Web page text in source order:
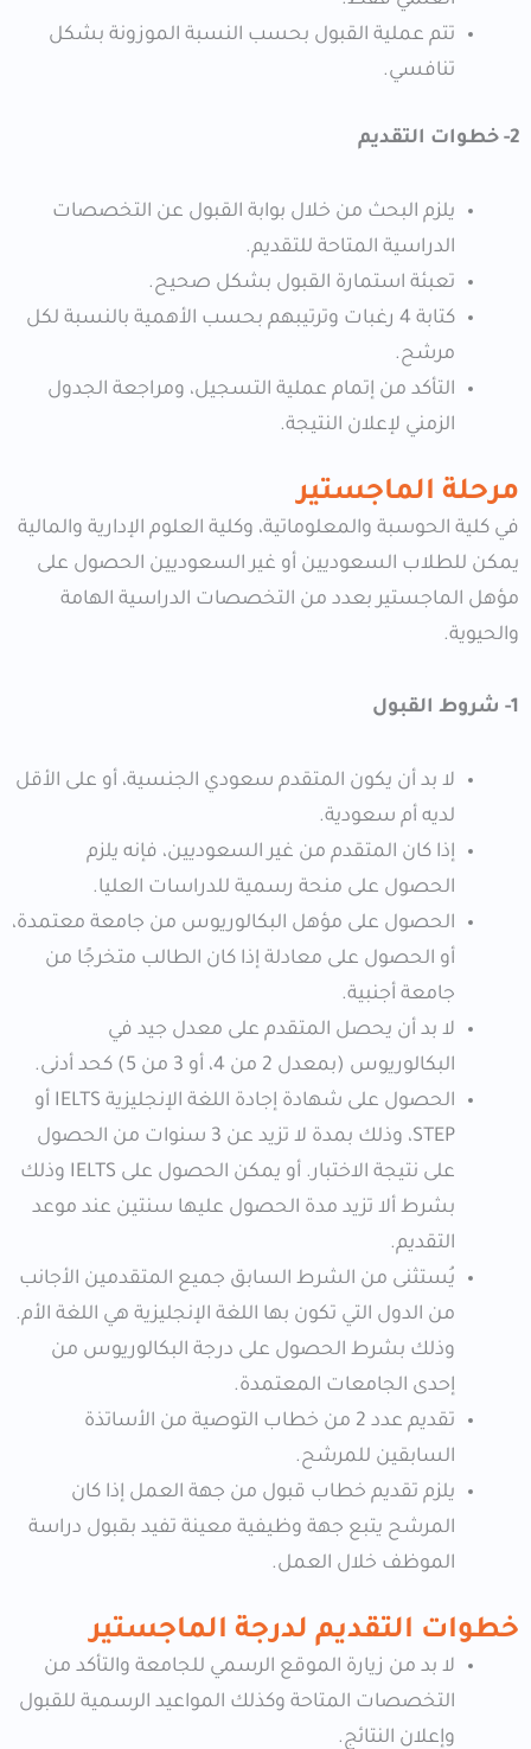
تتم عملية القبول بحسب النسبة الموزونة بشكل
تنافسي.
2- خطوات التقديم
يلزم البحث من خلال بوابة القبول عن التخصصات
الدراسية المتاحة للتقديم.
تعبئة استمارة القبول بشكل صحيح.
كتابة 4 رغبات وترتيبهم بحسب الأهمية بالنسبة لكل
مرشح.
التأكد من إتمام عملية التسجيل، ومراجعة الجدول
الزمني لإعلان النتيجة.
مرحلة الماجستير
في كلية الحوسبة والمعلوماتية، وكلية العلوم الإدارية والمالية
يمكن للطلاب السعوديين أو غير السعوديين الحصول على
مؤهل الماجستير بعدد من التخصصات الدراسية الهامة
والحيوية.
1- شروط القبول
لا بد أن يكون المتقدم سعودي الجنسية، أو على الأقل
لديه أم سعودية.
إذا كان المتقدم من غير السعوديين، فإنه يلزم
الحصول على منحة رسمية للدراسات العليا.
الحصول على مؤهل البكالوريوس من جامعة معتمدة،
أو الحصول على معادلة إذا كان الطالب متخرجًا من
جامعة أجنبية.
لا بد أن يحصل المتقدم على معدل جيد في
البكالوريوس (بمعدل 2 من 4، أو 3 من 5) كحد أدنى.
الحصول على شهادة إجادة اللغة الإنجليزية IELTS أو
STEP، وذلك بمدة لا تزيد عن 3 سنوات من الحصول
على نتيجة الاختبار. أو يمكن الحصول على IELTS وذلك
بشرط ألا تزيد مدة الحصول عليها سنتين عند موعد
التقديم.
يُستثنى من الشرط السابق جميع المتقدمين الأجانب
من الدول التي تكون بها اللغة الإنجليزية هي اللغة الأم.
وذلك بشرط الحصول على درجة البكالوريوس من
إحدى الجامعات المعتمدة.
تقديم عدد 2 من خطاب التوصية من الأساتذة
السابقين للمرشح.
يلزم تقديم خطاب قبول من جهة العمل إذا كان
المرشح يتبع جهة وظيفية معينة تفيد بقبول دراسة
الموظف خلال العمل.
خطوات التقديم لدرجة الماجستير
لا بد من زيارة الموقع الرسمي للجامعة والتأكد من
التخصصات المتاحة وكذلك المواعيد الرسمية للقبول
وإعلان النتائج.